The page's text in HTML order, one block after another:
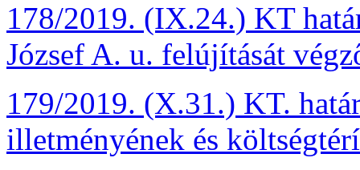
178/2019. (IX.24.) KT
József A. u. felújítását
179/2019. (X.31.) KT.
illetményének és